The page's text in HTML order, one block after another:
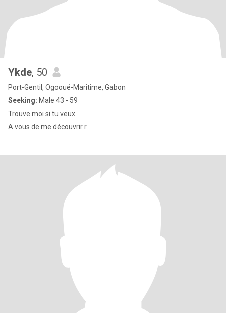
Ykde, 50
Port-Gentil, Ogooué-Maritime, Gabon
Seeking: Male 43 - 59
Trouve moi si tu veux
A vous de me découvrir r